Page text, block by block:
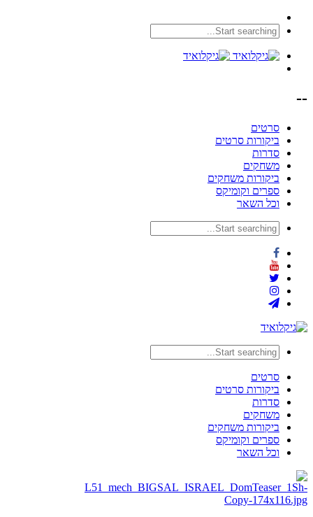
--
סרטים
ביקורות סרטים
סדרות
משחקים
ביקורות משחקים
ספרים וקומיקס
וכל השאר
סרטים
ביקורות סרטים
סדרות
משחקים
ביקורות משחקים
ספרים וקומיקס
וכל השאר